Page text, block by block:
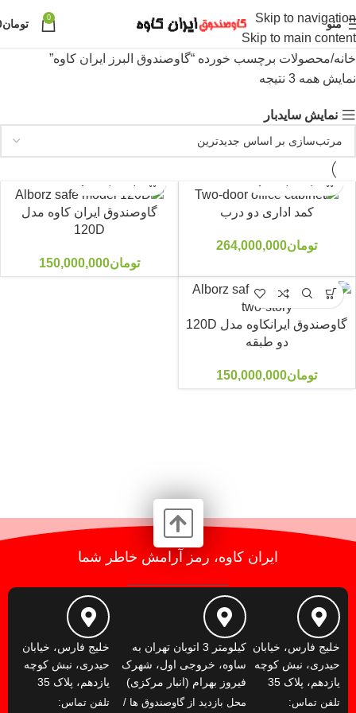
Skip to navigation
Skip to main content
منو 0 تومان
خانه محصولات برچسب خورده “گاوصندوق البرز ایران کاوه”
نمایش همه 3 نتیجه
نمایش سایدبار
کمد اداری دو درب
تومان264,000,000
گاوصندوق ایران کاوه مدل
120D
تومان150,000,000
گاوصندوق ایرانکاوه مدل 120D
دو طبقه
تومان150,000,000
ایران کاوه، رمز آرامش خاطر شما
خلیج فارس، خیابان
حیدری، نبش کوچه
یازدهم، پلاک 35
تلفن تماس:
کیلومتر 3 اتوبان تهران به
ساوه، خروجی اول، شهرک
فیروز بهرام (انبار مرکزی)
محل بازدید از گاوصندوق ها /
خلیج فارس، خیابان
حیدری، نبش کوچه
یازدهم، پلاک 35
تلفن تماس: